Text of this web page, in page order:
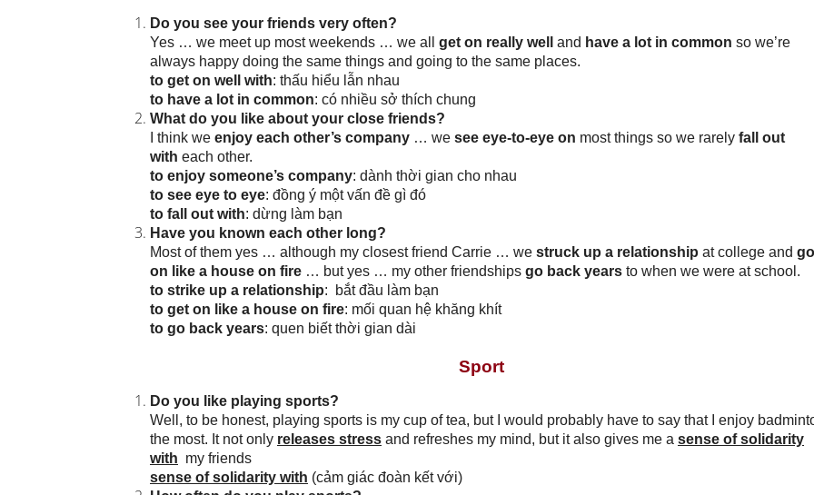
Do you see your friends very often?
Yes … we meet up most weekends … we all get on really well and have a lot in common so we’re
always happy doing the same things and going to the same places.
to get on well with: thấu hiểu lẫn nhau
to have a lot in common: có nhiều sở thích chung
What do you like about your close friends?
I think we enjoy each other’s company … we see eye-to-eye on most things so we rarely fall out
with each other.
to enjoy someone’s company: dành thời gian cho nhau
to see eye to eye: đồng ý một vấn đề gì đó
to fall out with: dừng làm bạn
Have you known each other long?
Most of them yes … although my closest friend Carrie … we struck up a relationship at college and
on like a house on fire … but yes … my other friendships go back years to when we were at school.
to strike up a relationship: bắt đầu làm bạn
to get on like a house on fire: mối quan hệ khăng khít
to go back years: quen biết thời gian dài
Sport
Do you like playing sports?
Well, to be honest, playing sports is my cup of tea, but I would probably have to say that I enjoy
the most. It not only releases stress and refreshes my mind, but it also gives me a sense of solidarity
with my friends
sense of solidarity with (cảm giác đoàn kết với)